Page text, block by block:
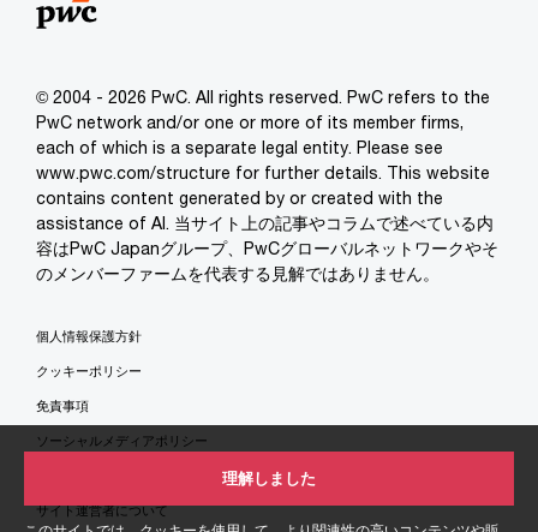
理解しました
© 2004 - 2026 PwC. All rights reserved. PwC refers to the
PwC network and/or one or more of its member firms,
each of which is a separate legal entity. Please see
www.pwc.com/structure for further details. This website
contains content generated by or created with the
assistance of AI. 当サイト上の記事やコラムで述べている内
容はPwC Japanグループ、PwCグローバルネットワークやそ
のメンバーファームを代表する見解ではありません。
個人情報保護方針
クッキーポリシー
免責事項
ソーシャルメディアポリシー
サイト運営者について